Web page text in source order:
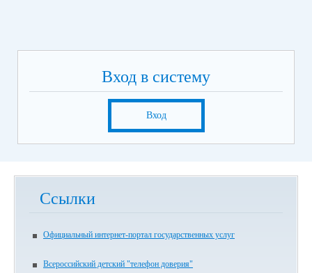
Вход в систему
Вход
Ссылки
Официальный интернет-портал государственных услуг
Всероссийский детский "телефон доверия"